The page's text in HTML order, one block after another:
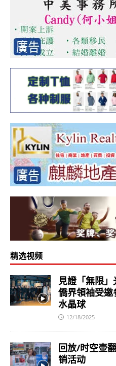
精选视频
見證「無限
僑界領袖受
水晶球
12/18/2025
回放/时空壶
销活动